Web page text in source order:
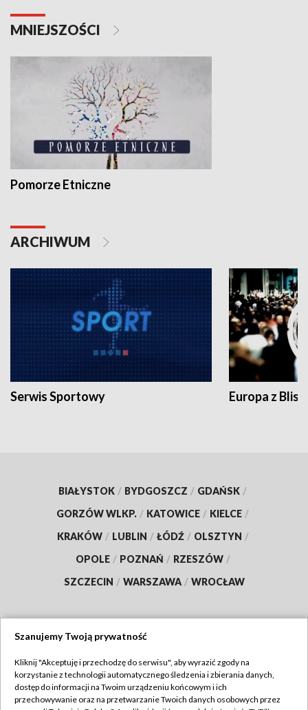
MNIEJSZOŚCI
Pomorze Etniczne
ARCHIWUM
Serwis Sportowy Europa z
BIAŁYSTOK / BYDGOSZCZ / GDAŃSK /
GORZÓW WLKP. / KATOWICE / KIELCE /
KRAKÓW / LUBLIN / ŁÓDŹ / OLSZTYN /
OPOLE / POZNAŃ / RZESZÓW /
SZCZECIN / WARSZAWA / WROCŁAW
TVP
Abonament TVP
Regulamin TVP
Szanujemy Twoją prywatność
Kliknij "Akceptuję i przechodzę do serwisu", aby wyrazić zgody na
korzystanie z technologii automatycznego śledzenia i zbierania danych,
dostęp do informacji na Twoim urządzeniu końcowym i ich
przechowywanie oraz na przetwarzanie Twoich danych osobowych przez